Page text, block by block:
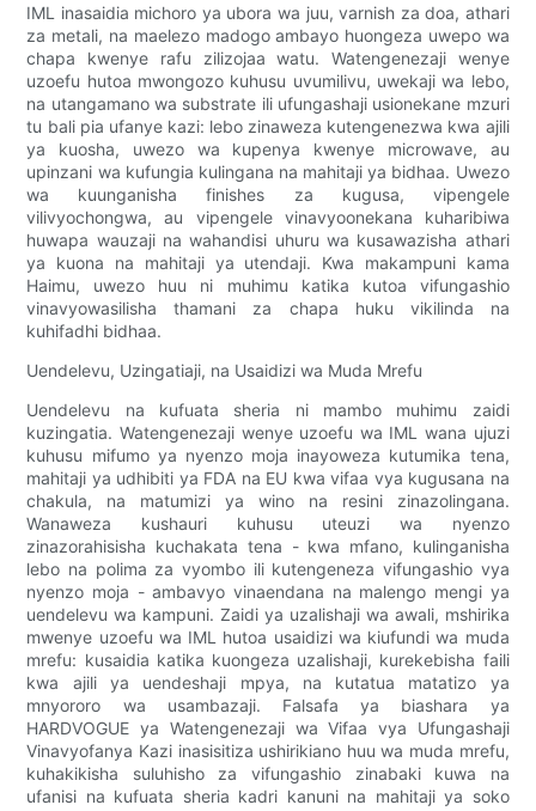
IML inasaidia michoro ya ubora wa juu, varnish za doa, athari
za metali, na maelezo madogo ambayo huongeza uwepo wa
chapa kwenye rafu zilizojaa watu. Watengenezaji wenye
uzoefu hutoa mwongozo kuhusu uvumilivu, uwekaji wa lebo,
na utangamano wa substrate ili ufungashaji usionekane mzuri
tu bali pia ufanye kazi: lebo zinaweza kutengenezwa kwa ajili
ya kuosha, uwezo wa kupenya kwenye microwave, au
upinzani wa kufungia kulingana na mahitaji ya bidhaa. Uwezo
wa kuunganisha finishes za kugusa, vipengele
vilivyochongwa, au vipengele vinavyoonekana kuharibiwa
huwapa wauzaji na wahandisi uhuru wa kusawazisha athari
ya kuona na mahitaji ya utendaji. Kwa makampuni kama
Haimu, uwezo huu ni muhimu katika kutoa vifungashio
vinavyowasilisha thamani za chapa huku vikilinda na
kuhifadhi bidhaa.
Uendelevu, Uzingatiaji, na Usaidizi wa Muda Mrefu
Uendelevu na kufuata sheria ni mambo muhimu zaidi
kuzingatia. Watengenezaji wenye uzoefu wa IML wana ujuzi
kuhusu mifumo ya nyenzo moja inayoweza kutumika tena,
mahitaji ya udhibiti ya FDA na EU kwa vifaa vya kugusana na
chakula, na matumizi ya wino na resini zinazolingana.
Wanaweza kushauri kuhusu uteuzi wa nyenzo
zinazorahisisha kuchakata tena - kwa mfano, kulinganisha
lebo na polima za vyombo ili kutengeneza vifungashio vya
nyenzo moja - ambavyo vinaendana na malengo mengi ya
uendelevu wa kampuni. Zaidi ya uzalishaji wa awali, mshirika
mwenye uzoefu wa IML hutoa usaidizi wa kiufundi wa muda
mrefu: kusaidia katika kuongeza uzalishaji, kurekebisha faili
kwa ajili ya uendeshaji mpya, na kutatua matatizo ya
mnyororo wa usambazaji. Falsafa ya biashara ya
HARDVOGUE ya Watengenezaji wa Vifaa vya Ufungashaji
Vinavyofanya Kazi inasisitiza ushirikiano huu wa muda mrefu,
kuhakikisha suluhisho za vifungashio zinabaki kuwa na
ufanisi na kufuata sheria kadri kanuni na mahitaji ya soko